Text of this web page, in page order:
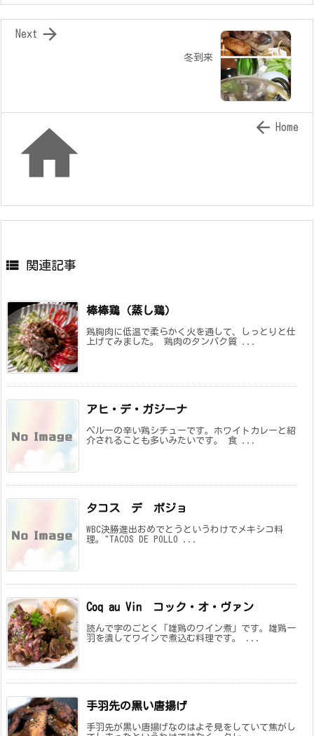
冬到来

Next
  Home
 関連記事
棒棒鶏（蒸し鶏）
鶏胸肉に低温で柔らかく火を通して、しっとりと仕
上げてみました。 鶏肉のタンパク質 ...
アヒ・デ・ガジーナ
ペルーの辛い鶏シチューです。ホワイトカレーと紹
介されることも多いみたいです。 食 ...
タコス デ ポジョ
WBC決勝進出おめでとうというわけでメキシコ料
理。"TACOS DE POLLO ...
Coq au Vin コック・オ・ヴァン
読んで字のごとく「雄鶏のワイン煮」です。雄鶏一
羽を潰してワインで煮込む料理です。 ...
手羽先の黒い唐揚げ
手羽先が黒い唐揚げなのはよそ見をしていて焦がし